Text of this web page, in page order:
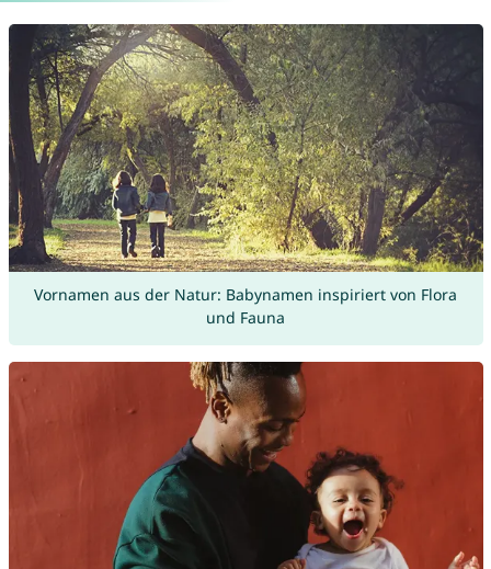
Vornamen aus der Natur: Babynamen inspiriert von Flora
und Fauna